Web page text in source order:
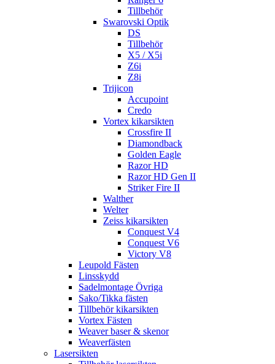
Tillbehör
Swarovski Optik
DS
Tillbehör
X5 / X5i
Z6i
Z8i
Trijicon
Accupoint
Credo
Vortex kikarsikten
Crossfire II
Diamondback
Golden Eagle
Razor HD
Razor HD Gen II
Striker Fire II
Walther
Welter
Zeiss kikarsikten
Conquest V4
Conquest V6
Victory V8
Leupold Fästen
Linsskydd
Sadelmontage Övriga
Sako/Tikka fästen
Tillbehör kikarsikten
Vortex Fästen
Weaver baser & skenor
Weaverfästen
Lasersikten